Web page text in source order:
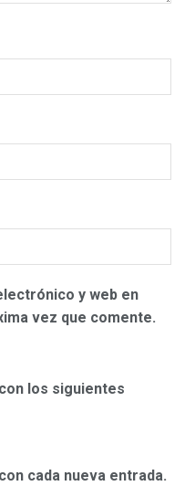
y web en
vez que comente.
los siguientes
cada nueva entrada.